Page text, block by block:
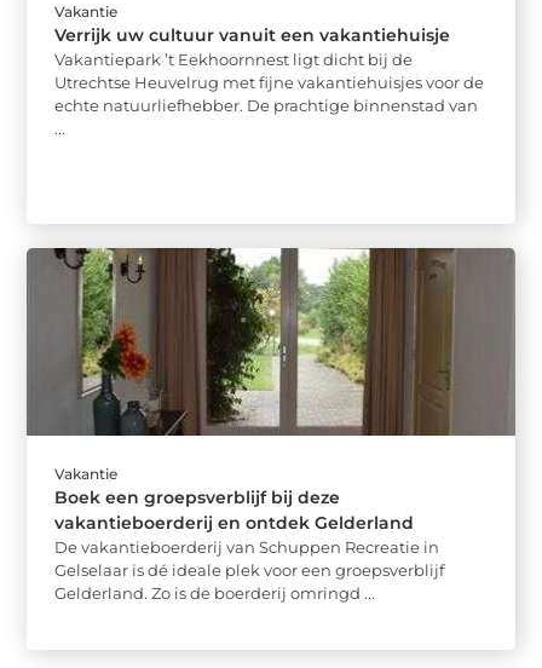
Vakantie
Verrijk uw cultuur vanuit een vakantiehuisje
Vakantiepark ’t Eekhoornnest ligt dicht bij de
Utrechtse Heuvelrug met fijne vakantiehuisjes voor de
echte natuurliefhebber. De prachtige binnenstad van
...
Vakantie
Boek een groepsverblijf bij deze
vakantieboerderij en ontdek Gelderland
De vakantieboerderij van Schuppen Recreatie in
Gelselaar is dé ideale plek voor een groepsverblijf
Gelderland. Zo is de boerderij omringd ...